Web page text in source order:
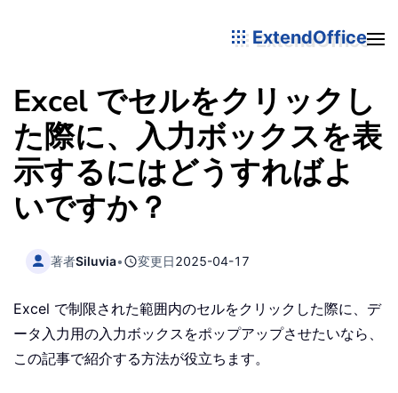
ExtendOffice
Excel でセルをクリックし
た際に、入力ボックスを表
示するにはどうすればよ
いですか？
著者Siluvia• 変更日2025-04-17
Excel で制限された範囲内のセルをクリックした際に、デ
ータ入力用の入力ボックスをポップアップさせたいなら、
この記事で紹介する方法が役立ちます。